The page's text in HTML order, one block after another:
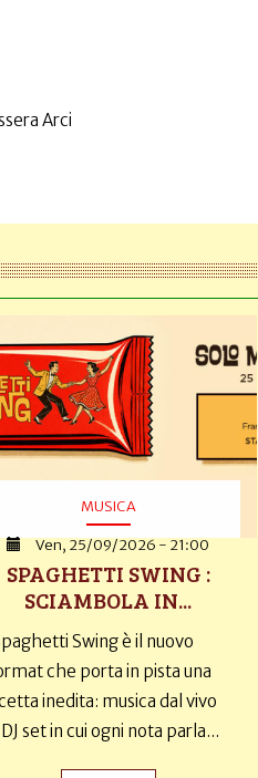
Arci
MUSICA
Ven, 25/09/2026 - 21:00
SPAGHETTI SWING :
SCIAMBOLA IN...
Swing è il nuovo
che porta in pista una
inedita: musica dal vivo
set in cui ogni nota parla...